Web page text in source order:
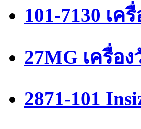
101-7130 เค
27MG เครื่อ
2871-101